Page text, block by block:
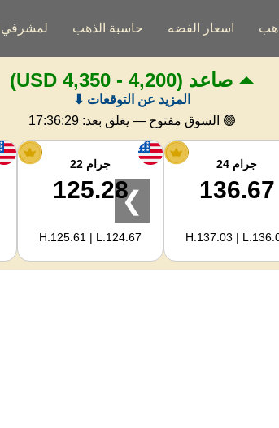
اسعار الفضه حاسبة الذهب لمشرفي
صاعد (4,200 - 4,350 USD)
المزيد عن التوقعات ⬇
🟢 السوق مفتوح — يغلق بعد: 17:36:28
جرام 24
136.67
H:137.03 |
جرام 22
125.28
H:125.61 | L:124.67
❯